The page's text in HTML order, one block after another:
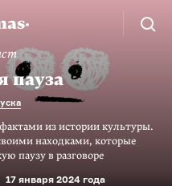
пауза
из истории культуры.
находками, которые
паузу в разговоре
17 января 2024 года